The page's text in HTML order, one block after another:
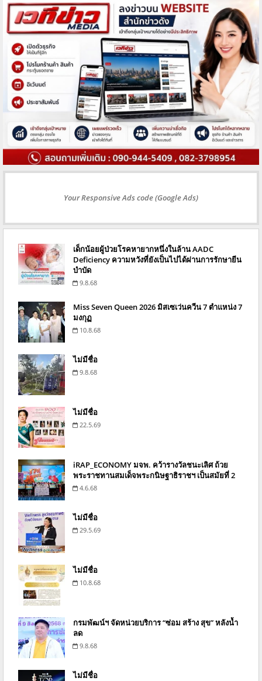
Your Responsive Ads code (Google Ads)
เด็กน้อยผู้ป่วยโรคหายากหนึ่งในล้าน AADC
Deficiency ความหวังที่ยังเป็นไปได้ผ่านการรักษายีน
บำบัด
9.8.68
Miss Seven Queen 2026 มิสเซเว่นควีน 7 ตำแหน่ง 7
มงกุฏ
10.8.68
ไม่มีชื่อ
9.8.68
ไม่มีชื่อ
22.5.69
iRAP_ECONOMY มจพ. คว้ารางวัลชนะเลิศ ถ้วย
พระราชทานสมเด็จพระกนิษฐาธิราชฯ เป็นสมัยที่ 2
4.6.68
ไม่มีชื่อ
29.5.69
ไม่มีชื่อ
10.8.68
กรมพัฒน์ฯ จัดหน่วยบริการ “ซ่อม สร้าง สุข” หลังน้ำ
ลด
9.8.68
ไม่มีชื่อ